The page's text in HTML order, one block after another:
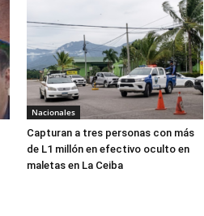
Nacionales
Capturan a tres personas con más
de L1 millón en efectivo oculto en
maletas en La Ceiba